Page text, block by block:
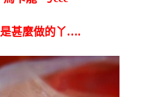
甚麼做的丫….